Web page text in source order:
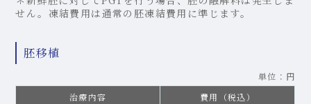
せん。凍結費用は通常の胚凍結費用に準じます。
胚移植
単位：円
治療内容
費用（税込）